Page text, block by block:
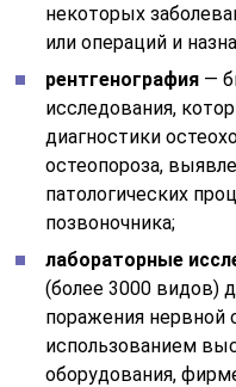
некоторых
или операций и
рентгенография —
исследования,
диагностики
остеопороза,
патологических
позвоночника;
лабораторные
(более 3000 видов)
поражения нервной
использованием
оборудования,